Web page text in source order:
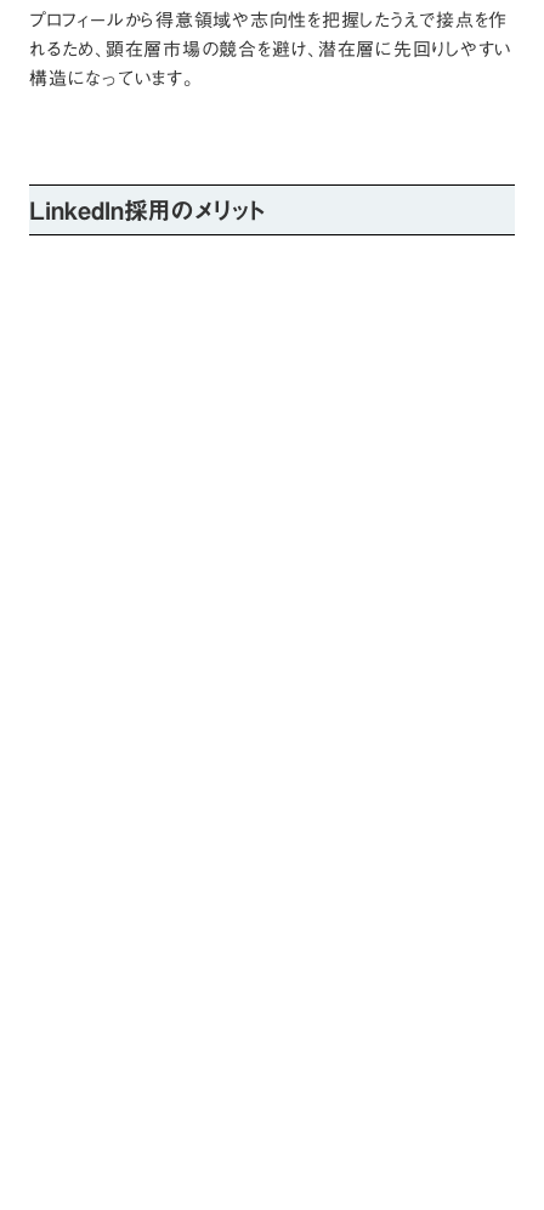
プロフィールから得意領域や志向性を把握したうえで接点を作
れるため、顕在層市場の競合を避け、潜在層に先回りしやすい
構造になっています。
LinkedIn採用のメリット